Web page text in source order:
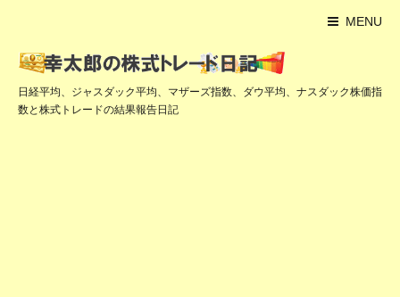
MENU
日経平均、ジャスダック平均、マザーズ指数、ダウ平均、ナスダック株価指
数と株式トレードの結果報告日記